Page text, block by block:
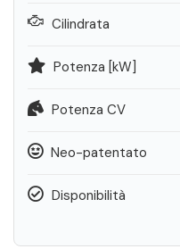
Cilindrata
Potenza [kW]
Potenza CV
Neo-patentato
Disponibilità